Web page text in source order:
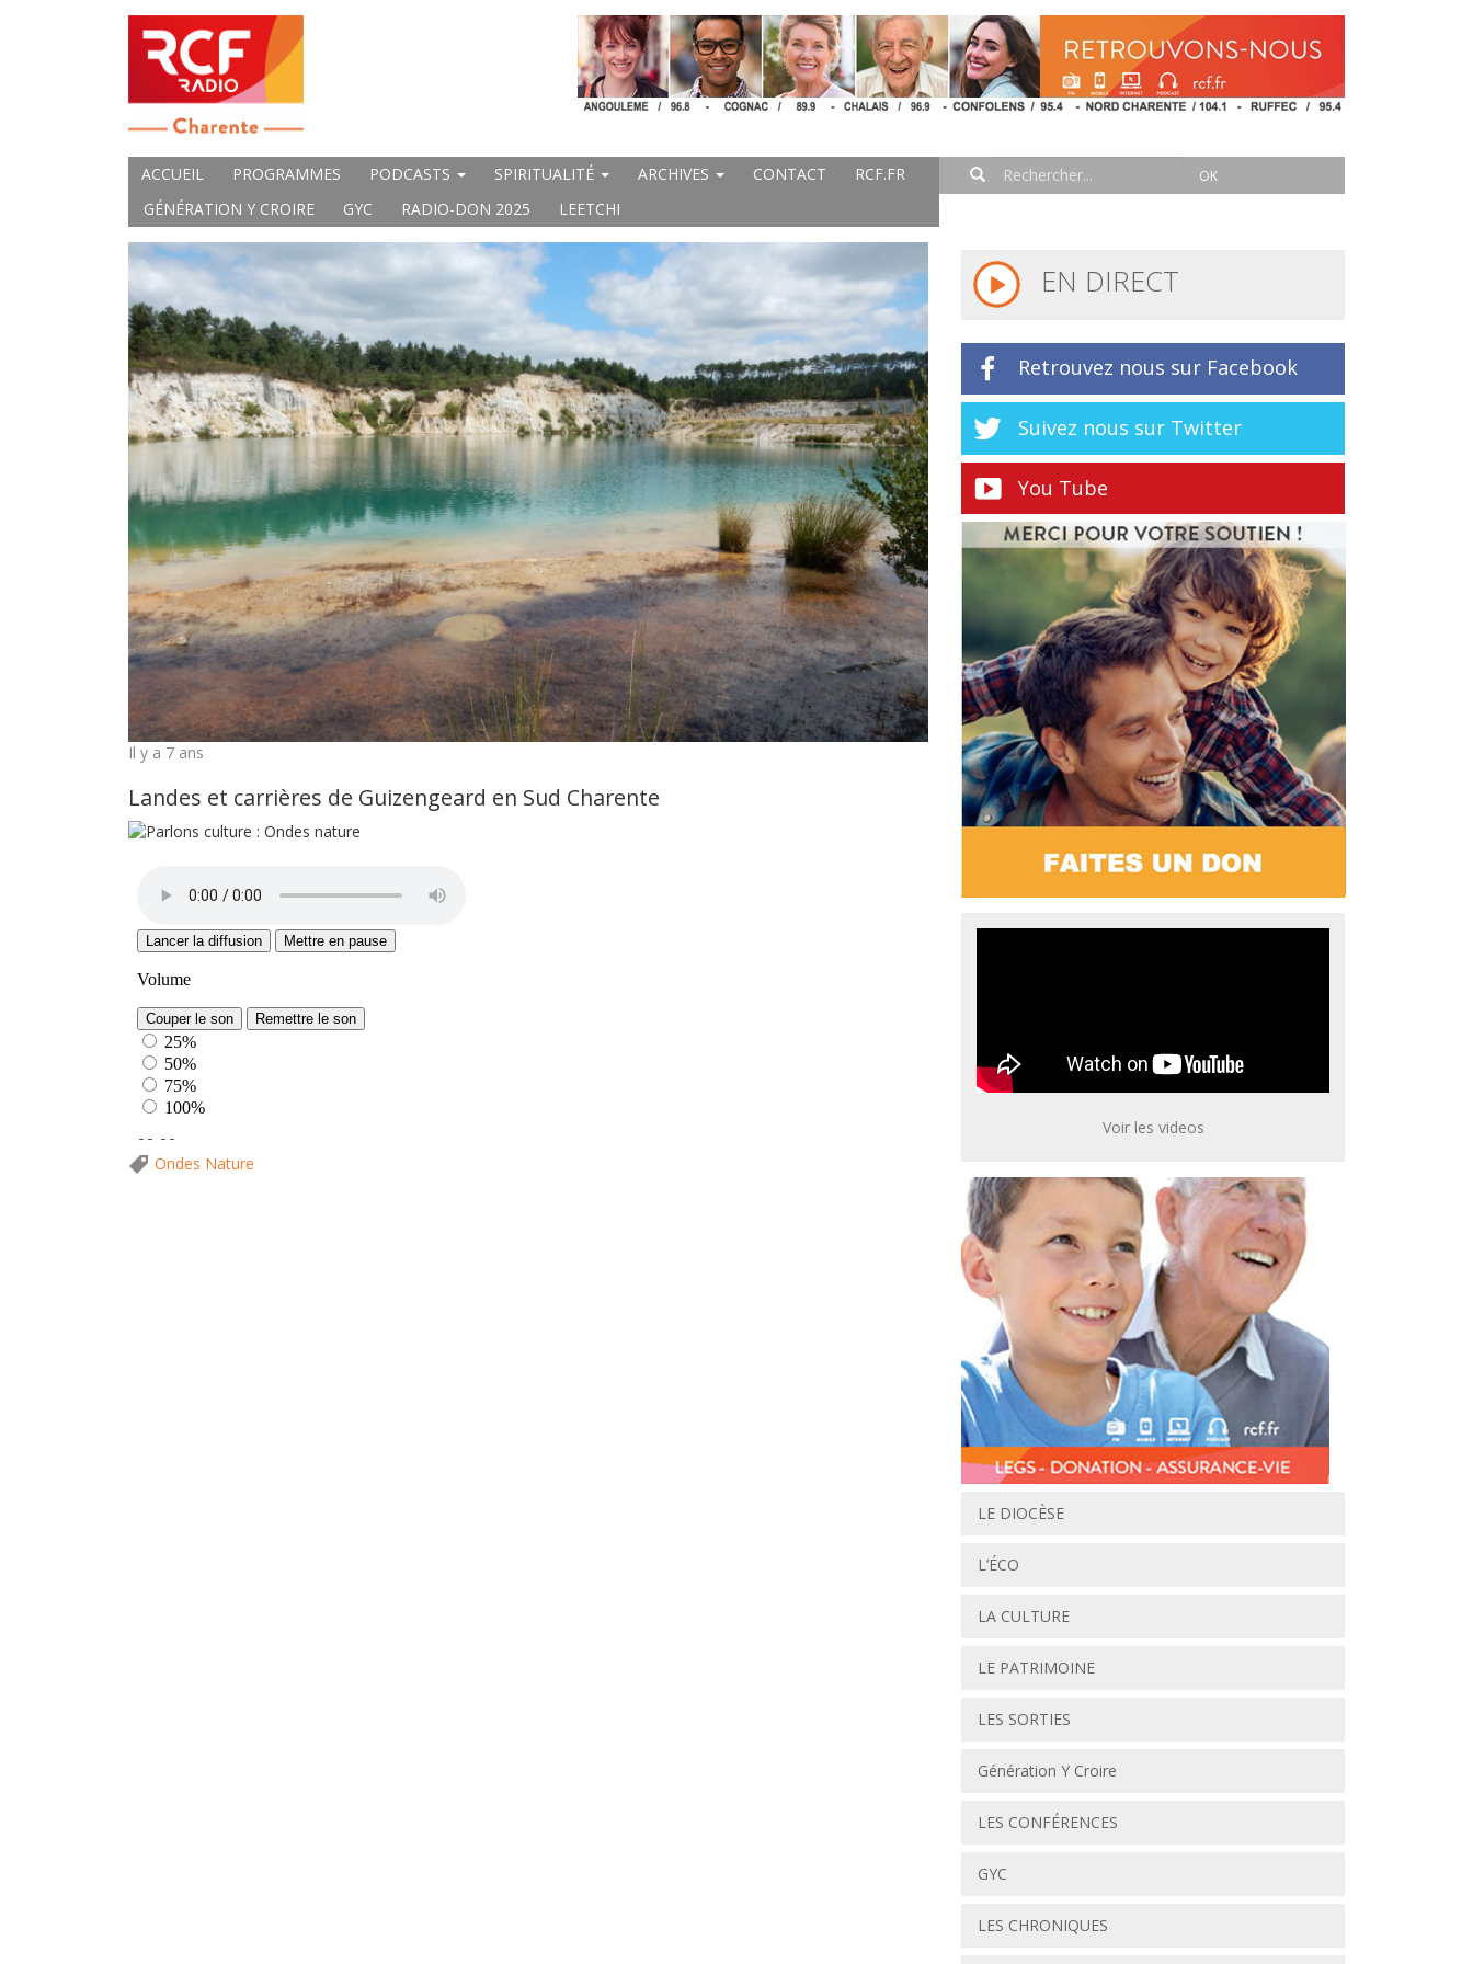
ACCUEIL PROGRAMMES PODCASTS SPIRITUALITÉ ARCHIVES CONTACT
RCF.FR
GÉNÉRATION Y CROIRE
GYC RADIO-DON 2025 LEETCHI
Il y a 7 ans
Landes et carrières de Guizengeard en Sud Charente
Ondes Nature
EN DIRECT
Retrouvez nous sur Facebook
Suivez nous sur Twitter
You Tube
Voir les videos
LE DIOCÈSE
L’ÉCO
LA CULTURE
LE PATRIMOINE
LES SORTIES
Génération Y Croire
LES CONFÉRENCES
GYC
LES CHRONIQUES